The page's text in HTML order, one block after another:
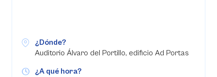
¿Dónde?
Auditorio Álvaro del Portillo, edificio Ad Portas
¿A qué hora?